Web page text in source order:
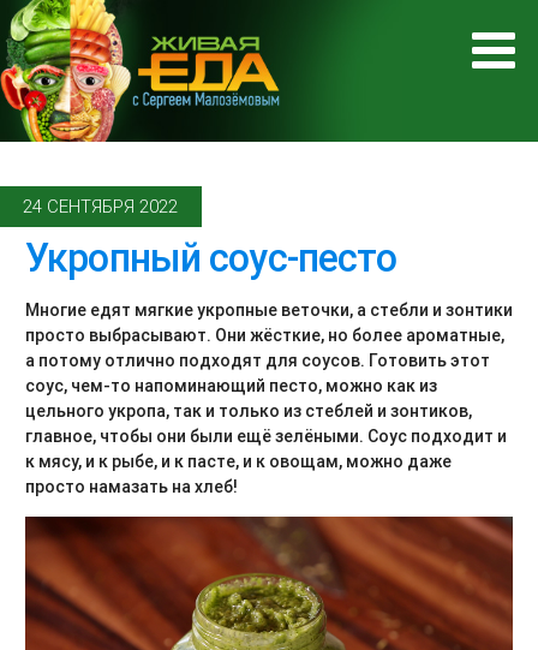
24 СЕНТЯБРЯ 2022
Укропный соус-песто
Многие едят мягкие укропные веточки, а стебли и зонтики
просто выбрасывают. Они жёсткие, но более ароматные,
а потому отлично подходят для соусов. Готовить этот
соус, чем-то напоминающий песто, можно как из
цельного укропа, так и только из стеблей и зонтиков,
главное, чтобы они были ещё зелёными. Соус подходит и
к мясу, и к рыбе, и к пасте, и к овощам, можно даже
просто намазать на хлеб!